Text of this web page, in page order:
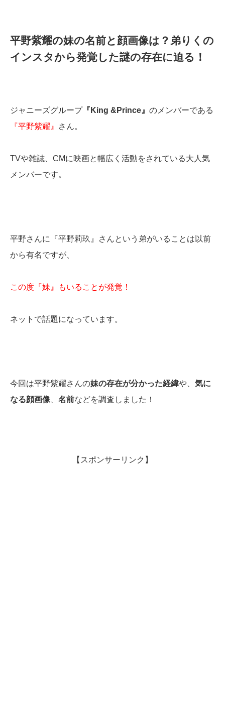
平野紫耀の妹の名前と顔画像は？弟りくの
インスタから発覚した謎の存在に迫る！
ジャニーズグループ『King &Prince』 のメンバーである
『平野紫耀』
さん。
TVや雑誌、CMに映画と幅広く活動をされている大人気
メンバーです。
平野さんに『平野莉玖』さんという弟がいることは以前
から有名ですが、
この度『妹』もいることが発覚！
ネットで話題になっています。
今回は平野紫耀さんの妹の存在が分かった経緯や、 気に
なる顔画像
名前などを調査しました！
【スポンサーリンク】